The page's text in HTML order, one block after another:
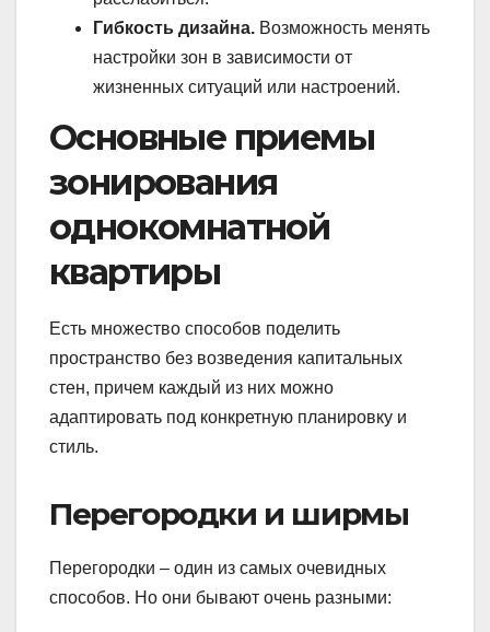
Гибкость дизайна. Возможность менять
настройки зон в зависимости от
жизненных ситуаций или настроений.
Основные приемы
зонирования
однокомнатной
квартиры
Есть множество способов поделить
пространство без возведения капитальных
стен, причем каждый из них можно
адаптировать под конкретную планировку и
стиль.
Перегородки и ширмы
Перегородки – один из самых очевидных
способов. Но они бывают очень разными: